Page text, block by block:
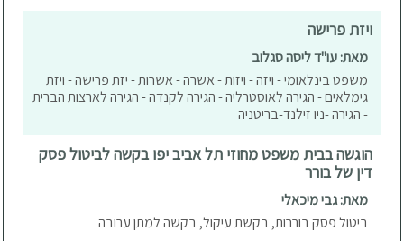
ויזת פרישה
מאת: עו"ד ליסה סגלוב
משפט בינלאומי - ויזה - ויזות - אשרה - אשרות - יזת פרישה - ויזת
גימלאים - הגירה לאוסטרליה - הגירה לקנדה - הגירה לארצות הברית
- הגירה -ניו זילנד-בריטניה
הוגשה בבית משפט מחוזי תל אביב יפו בקשה לביטול פסק
דין של בורר
מאת: גבי מיכאלי
ביטול פסק בוררות, בקשת עיקול, בקשה למתן ערובה